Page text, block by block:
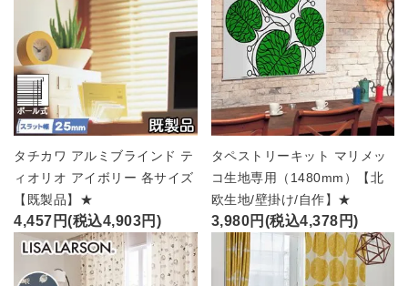
タチカワ アルミブラインド テ
ィオリオ アイボリー 各サイズ
【既製品】★
4,457円(税込4,903円)
タペストリーキット マリメッ
コ生地専用（1480mm）【北
欧生地/壁掛け/自作】★
3,980円(税込4,378円)